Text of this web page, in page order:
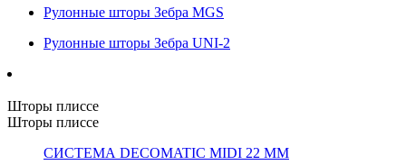
Рулонные шторы Зебра MGS
Рулонные шторы Зебра UNI-2
Шторы плиссе
Шторы плиссе
СИСТЕМА DECOMATIC MIDI 22 ММ